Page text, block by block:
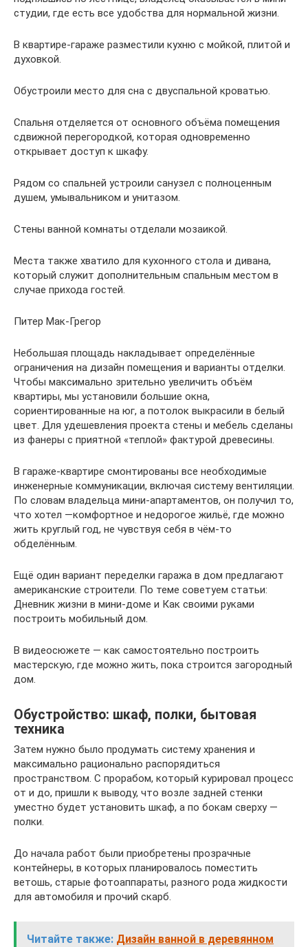
студии, где есть все удобства для нормальной жизни.
В квартире-гараже разместили кухню с мойкой, плитой и
духовкой.
Обустроили место для сна с двуспальной кроватью.
Спальня отделяется от основного объёма помещения
сдвижной перегородкой, которая одновременно
открывает доступ к шкафу.
Рядом со спальней устроили санузел с полноценным
душем, умывальником и унитазом.
Стены ванной комнаты отделали мозаикой.
Места также хватило для кухонного стола и дивана,
который служит дополнительным спальным местом в
случае прихода гостей.
Питер Мак-Грегор
Небольшая площадь накладывает определённые
ограничения на дизайн помещения и варианты отделки.
Чтобы максимально зрительно увеличить объём
квартиры, мы установили большие окна,
сориентированные на юг, а потолок выкрасили в белый
цвет. Для удешевления проекта стены и мебель сделаны
из фанеры с приятной «теплой» фактурой древесины.
В гараже-квартире смонтированы все необходимые
инженерные коммуникации, включая систему вентиляции.
По словам владельца мини-апартаментов, он получил то,
что хотел —комфортное и недорогое жильё, где можно
жить круглый год, не чувствуя себя в чём-то
обделённым.
Ещё один вариант переделки гаража в дом предлагают
американские строители. По теме советуем статьи:
Дневник жизни в мини-доме и Как своими руками
построить мобильный дом.
В видеосюжете — как самостоятельно построить
мастерскую, где можно жить, пока строится загородный
дом.
Обустройство: шкаф, полки, бытовая
техника
Затем нужно было продумать систему хранения и
максимально рационально распорядиться
пространством. С прорабом, который курировал процесс
от и до, пришли к выводу, что возле задней стенки
уместно будет установить шкаф, а по бокам сверху —
полки.
До начала работ были приобретены прозрачные
контейнеры, в которых планировалось поместить
ветошь, старые фотоаппараты, разного рода жидкости
для автомобиля и прочий скарб.
Читайте также: Дизайн ванной в деревянном